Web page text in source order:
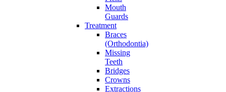
Mouth
Guards
Treatment
Braces
(Orthodontia)
Missing
Teeth
Bridges
Crowns
Extractions